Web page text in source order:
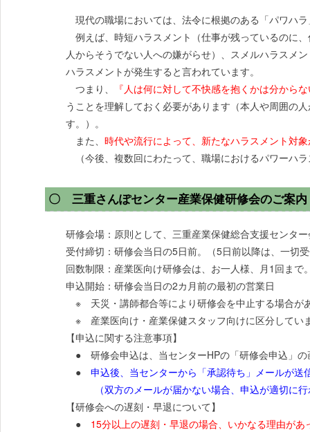
現代の職場においては、法令に根拠のある「パワハ
例えば、時短ハラスメント（仕事が残っているのに
人からそうでない人への嫌がらせ）、スメルハラスメ
ハラスメントが発生すると言われています。
つまり、
『人は何に対して不快感を抱くかは分から
うことを理解しておく必要があります（本人や周囲の
す。）。
また、 時代や流行によって、新たなハラスメント対
（今後、複数回にわたって、職場におけるパワーハ
〇 三重さんぽセンター産業保健研修会のご案
研修会場：原則として、三重産業保健総合支援センタ
受付締切：研修会当日の5日前。（5日前以降は、一切
回数制限：産業医向け研修会は、お一人様、月1回ま
申込開始：研修会当日の2カ月前の最初の営業日
※ 天災・講師都合等により研修会を中止する場合が
※ 産業医向け・産業保健スタッフ向けに区分してい
【申込に関する注意事項】
● 研修会申込は、当センターHPの「研修会申込」の
● 申込後、当センターから「承認待ち」メールが
（双方のメールが届かない場合、申込が適切に行
【研修会への遅刻・早退について】
● 15分以上の遅刻・早退の場合、いかなる理由が